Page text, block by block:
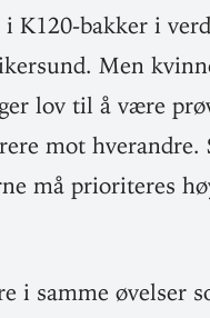
K120-bakker i
Men
lov til å være
mot hver­andre.
må prio­ri­teres
i samme øvelser